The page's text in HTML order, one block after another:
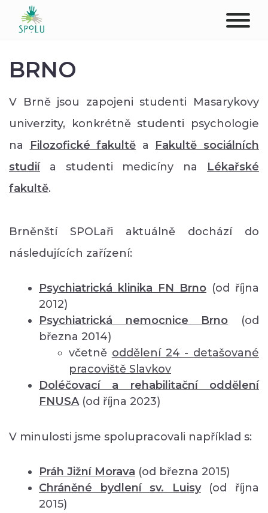
PODPOŘTE NÁS
PŮSOBIŠTĚ
BRNO
V Brně jsou zapojeni studenti Masarykovy
univerzity, konkrétně studenti psychologie
na
Filozofické fakultě a Fakultě sociálních
studií
a studenti medicíny na
Lékařské
fakultě.
Brněnští SPOLaři aktuálně dochází do
následujících zařízení:
Psychiatrická klinika FN Brno (od října
2012)
Psychiatrická nemocnice Brno
(od
března 2014)
včetně oddělení24 - detašované
pracoviště Slavkov
Doléčovací a rehabilitační oddělení
FNUSA (od října 2023)
V minulosti jsme spolupracovali například s:
Práh Jižní Morava (od března 2015)
Chráněné bydlení sv. Luisy
(od října
2015)